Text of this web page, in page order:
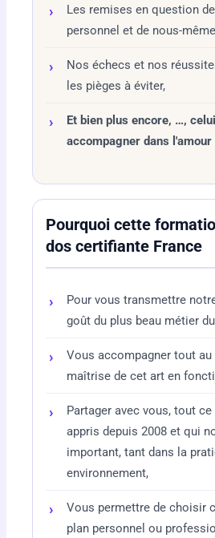
Les remises en question
personnel et de nous-
Nos échecs et nos
les pièges à éviter,
Et bien plus encore, …,
accompagner dans
Pourquoi cette
dos certifiante France
Pour vous transmettre
goût du plus beau métier
Vous accompagner tout au
maîtrise de cet art en
Partager avec vous, tout
appris depuis 2008 et qui
important, tant dans la
environnement,
Vous permettre de choisir
plan personnel ou